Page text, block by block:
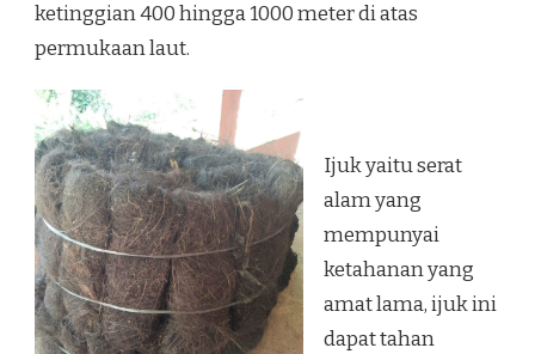
ketinggian 400 hingga 1000 meter di atas
permukaan laut.
Ijuk yaitu serat
alam yang
mempunyai
ketahanan yang
amat lama, ijuk ini
dapat tahan